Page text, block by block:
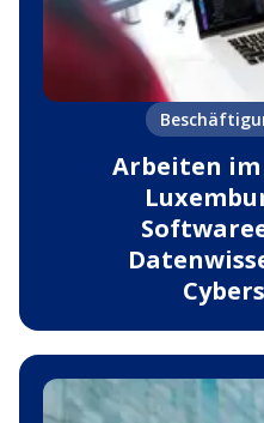
Arbeiten im